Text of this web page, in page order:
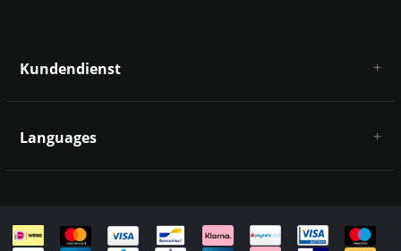
Kundendienst
Haftungsausschluss und Datenschutz
Sitemap
Languages